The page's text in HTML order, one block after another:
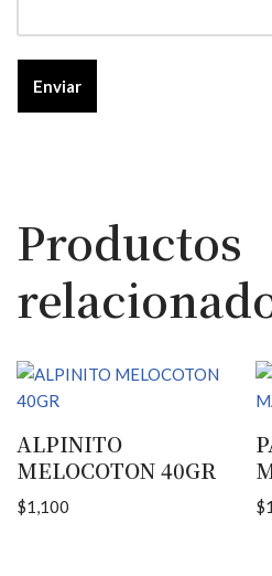
Productos
ALPINITO
MELOCOTON 40GR
$1,100 $